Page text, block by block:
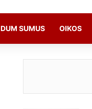
DUM SUMUS OIKOS